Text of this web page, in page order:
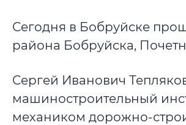
Сегодня в Бобруйске
района Бобруйска,
Сергей Иванович
машиностроительный
механиком дорожно-